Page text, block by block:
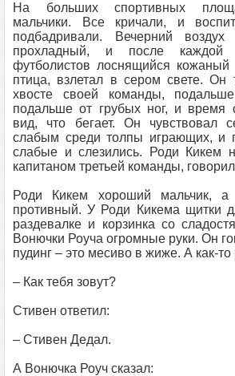
На больших спортивных
мальчики. Все кричали, и
подбадривали. Вечерний
прохладный, и после
футболистов лоснящийся
птица, взлетал в сером свете. Он
хвосте своей команды,
подальше от грубых ног, и время
вид, что бегает. Он чувствовал
слабым среди толпы играющих, и
слабые и слезились. Роди Кикем
капитаном третьей команды,
Роди Кикем хороший мальчик,
противный. У Роди Кикема щитки
раздевалке и корзинка со
Вонючки Роуча огромные руки. Он
пудинг – это месиво в жиже. А как-то
– Как тебя зовут?
Стивен ответил:
– Стивен Дедал.
А Вонючка Роуч сказал: